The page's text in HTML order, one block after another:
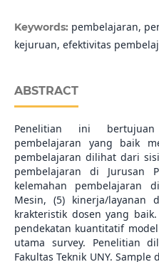
Keywords: pembelajaran,
kejuruan, efektivitas
ABSTRACT
Penelitian ini
pembelajaran yang baik
pembelajaran dilihat dari
pembelajaran di Jurusan
kelemahan pembelajaran
Mesin, (5) kinerja/layanan
krakteristik dosen yang
pendekatan kuantitatif
utama survey. Penelitian
Fakultas Teknik UNY.